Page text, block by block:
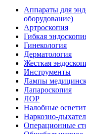
Аппараты для
оборудование)
Артроскопия
Гибкая
Гинекология
Дерматология
Жесткая
Инструменты
Лампы
Лапароскопия
ЛОР
Налобные
Наркозно-
Операционные